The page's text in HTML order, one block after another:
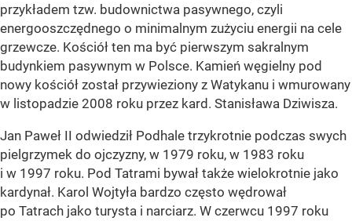
przykładem tzw. budownictwa pasywnego, czyli
energooszczędnego o minimalnym zużyciu energii na cele
grzewcze. Kościół ten ma być pierwszym sakralnym
budynkiem pasywnym w Polsce. Kamień węgielny pod
nowy kościół został przywieziony z Watykanu i wmurowany
w listopadzie 2008 roku przez kard. Stanisława Dziwisza.
Jan Paweł II odwiedził Podhale trzykrotnie podczas swych
pielgrzymek do ojczyzny, w 1979 roku, w 1983 roku
i w 1997 roku. Pod Tatrami bywał także wielokrotnie jako
kardynał. Karol Wojtyła bardzo często wędrował
po Tatrach jako turysta i narciarz. W czerwcu 1997 roku